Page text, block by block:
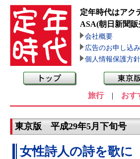
定年時代はアク
ASA(朝日新聞
会社概要
広告のお申し込み
個人情報保護方針
旅行| おす
東京版 平成29年5月下旬号
女性詩人の詩を歌に